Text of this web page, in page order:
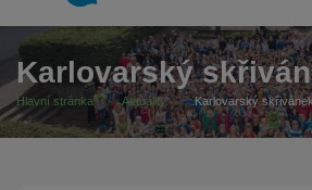
Karlovarský
Hlavní stránka Aktuality Karlovarský